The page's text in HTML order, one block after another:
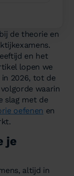
de theorie en
en het
lopen we
2026, tot de
waarin
slag met de
oefenen en
je
altijd in